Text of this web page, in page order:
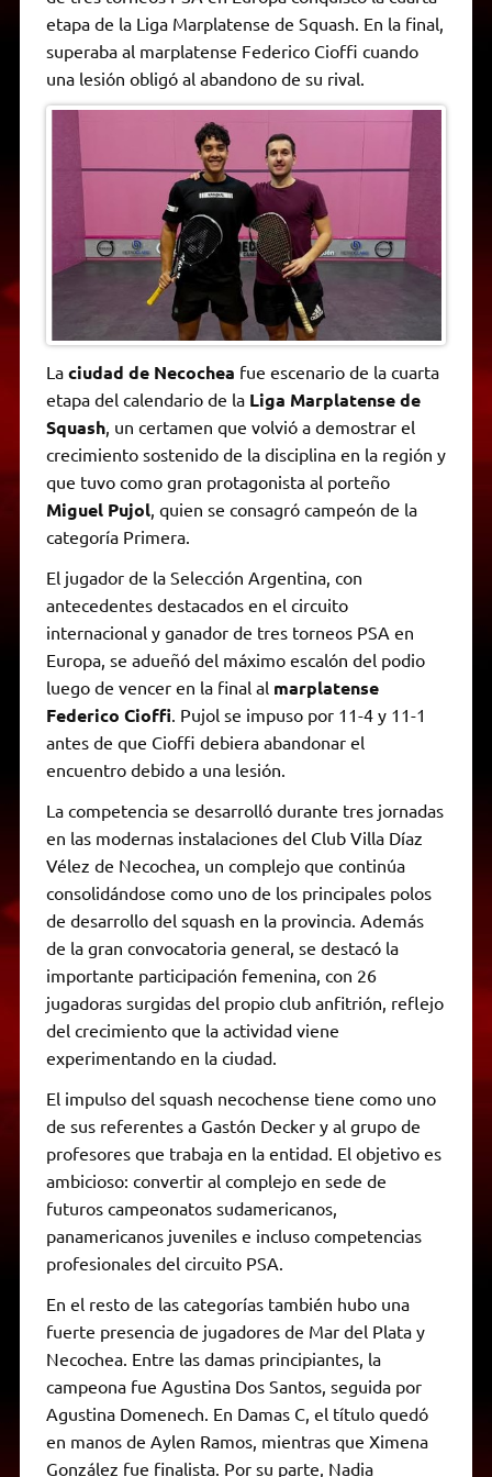
p
p
a
m
e
r
o
o
k
n
g
e
r
n
k
r
i
n
d
etapa de la Liga Marplatense de Squash. En la final,
superaba al marplatense Federico Cioffi cuando
una lesión obligó al abandono de su rival.
La ciudad de Necochea fue escenario de la cuarta
etapa del calendario de laLiga Marplatense de
Squash, un certamen que volvió a demostrar el
crecimiento sostenido de la disciplina en la región y
que tuvo como gran protagonista al porteño
Miguel Pujol , quien se consagró campeón de la
categoría Primera.
El jugador de la Selección Argentina, con
antecedentes destacados en el circuito
internacional y ganador de tres torneos PSA en
Europa, se adueñó del máximo escalón del podio
luego de vencer en la final al marplatense
Federico Cioffi. Pujol se impuso por 11-4 y 11-1
antes de que Cioffi debiera abandonar el
encuentro debido a una lesión.
La competencia se desarrolló durante tres jornadas
en las modernas instalaciones del Club Villa Díaz
Vélez de Necochea, un complejo que continúa
consolidándose como uno de los principales polos
de desarrollo del squash en la provincia. Además
de la gran convocatoria general, se destacó la
importante participación femenina, con 26
jugadoras surgidas del propio club anfitrión, reflejo
del crecimiento que la actividad viene
experimentando en la ciudad.
El impulso del squash necochense tiene como uno
de sus referentes a Gastón Decker y al grupo de
profesores que trabaja en la entidad. El objetivo es
ambicioso: convertir al complejo en sede de
futuros campeonatos sudamericanos,
panamericanos juveniles e incluso competencias
profesionales del circuito PSA.
En el resto de las categorías también hubo una
fuerte presencia de jugadores de Mar del Plata y
Necochea. Entre las damas principiantes, la
campeona fue Agustina Dos Santos, seguida por
Agustina Domenech. En Damas C, el título quedó
en manos de Aylen Ramos, mientras que Ximena
González fue finalista. Por su parte, Nadia